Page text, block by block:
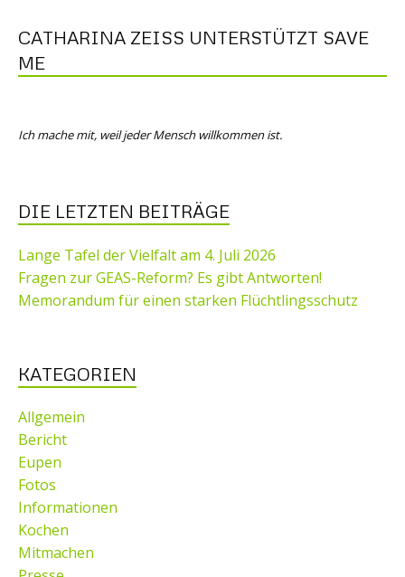
CATHARINA ZEISS UNTERSTÜTZT SAVE M
E
Ich mache mit, weil jeder Mensch willkommen ist.
DIE LETZTEN BEITRÄGE
Lange Tafel der Vielfalt am 4. Juli 2026
Fragen zur GEAS-Reform? Es gibt Antworten!
Memorandum für einen starken Flüchtlingsschutz
KATEGORIEN
Allgemein
Bericht
Eupen
Fotos
Informationen
Kochen
Mitmachen